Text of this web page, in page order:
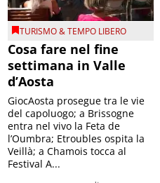
TURISMO & TEMPO LIBERO
Cosa fare nel fine
settimana in Valle
d’Aosta
GiocAosta prosegue tra le vie
del capoluogo; a Brissogne
entra nel vivo la Feta de
l’Oumbra; Etroubles ospita la
Veillà; a Chamois tocca al
Festival A...